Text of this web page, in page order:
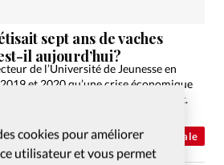
cookies pour améliorer
utilisateur et vous permet
Actualité internationale
sept ans de vaches
il aujourd’hui?
de l’Université de Jeunesse en
et 2020 qu’une crise économique
les prochaines années. Le point.
Abonnés